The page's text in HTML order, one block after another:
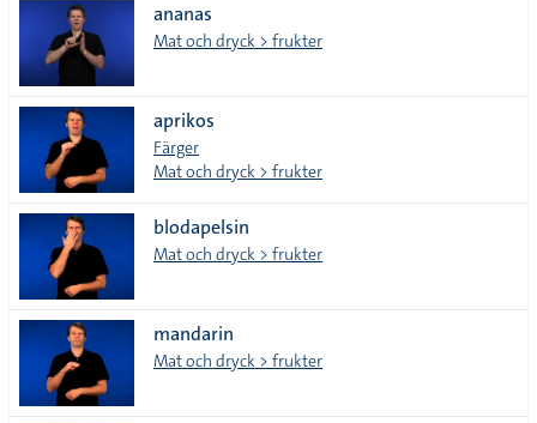
ananas
Mat och dryck > frukter
aprikos
Färger
Mat och dryck > frukter
blodapelsin
Mat och dryck > frukter
mandarin
Mat och dryck > frukter